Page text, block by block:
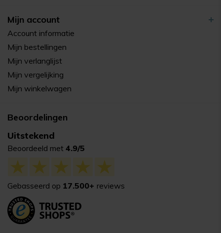
Mijn account
Account informatie
Mijn bestellingen
Mijn verlanglijst
Mijn vergelijking
Mijn winkelwagen
Beoordelingen
Uitstekend
Beoordeeld met 4.9/5
Gebasseerd op 17.500+ reviews